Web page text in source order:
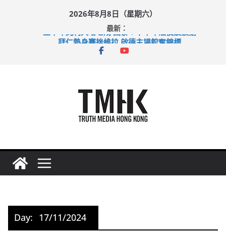
2026年8月8日（星期六）
最新：
上半年純利大增七成 國泰：下半年油價續波動
拜仁熱身賽挫維拉 啟德主場館奪錦標
性罪行修例獲九成支持 鄧炳強：爭取今屆任期內完成立法
Day: 17/11/2024